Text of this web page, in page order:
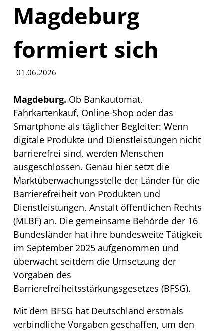
Magdeburg
formiert sich
01.06.2026
Magdeburg. Ob Bankautomat,
Fahrkartenkauf, Online-Shop oder das
Smartphone als täglicher Begleiter: Wenn
digitale Produkte und Dienstleistungen nicht
barrierefrei sind, werden Menschen
ausgeschlossen. Genau hier setzt die
Marktüberwachungsstelle der Länder für die
Barrierefreiheit von Produkten und
Dienstleistungen, Anstalt öffentlichen Rechts
(MLBF) an. Die gemeinsame Behörde der 16
Bundesländer hat ihre bundesweite Tätigkeit
im September 2025 aufgenommen und
überwacht seitdem die Umsetzung der
Vorgaben des
Barrierefreiheitsstärkungsgesetzes (BFSG).
Mit dem BFSG hat Deutschland erstmals
verbindliche Vorgaben geschaffen, um den